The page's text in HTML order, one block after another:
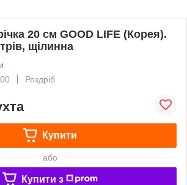
20 см GOOD LIFE (Корея).
щілинна
Роздріб
Купити
або
Купити з